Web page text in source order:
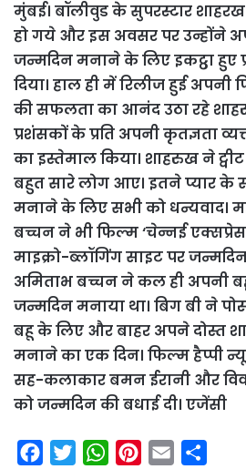
मुंबई। बॉलीवुड के सुपरस्टार
हो गये और इस अवसर पर उन्होंने
जन्मदिन मनाने के लिए इकट्ठा हुए
दिया। हाल ही में रिलीज हुई अपनी
की सफलता का आनंद उठा रहे
प्रशंसकों के प्रति अपनी कृतज्ञता
का इस्तेमाल किया। शाहरुख ने
बहुत सारे लोग आए। इतने प्यार के
मनाने के लिए सभी को धन्यवाद।
बच्चन ने भी फिल्म ‘चेन्नई
माइक्रो-ब्लॉगिंग साइट पर
अमिताभ बच्चन ने कल ही अपनी बहू
जन्मदिन मनाया था। बिग बी ने
बहू के लिए और बाहर अपने दोस्त
मनाने का एक दिन। फिल्म हैप्पी
सह-कलाकार बमन ईरानी और
को जन्मदिन की बधाई दी। एजेंसी
W